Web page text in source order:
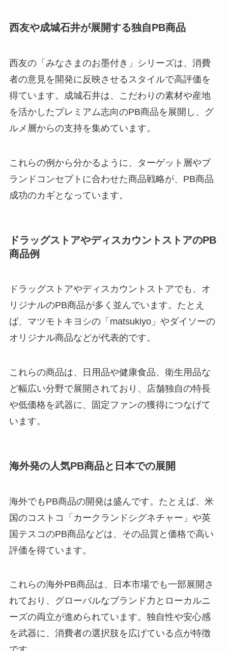
西友や成城石井が展開する独自PB商品
西友の「みなさまのお墨付き」シリーズは、消費
者の意見を開発に反映させるスタイルで高評価を
得ています。成城石井は、こだわりの素材や産地
を活かしたプレミアム志向のPB商品を展開し、グ
ルメ層からの支持を集めています。
これらの例から分かるように、ターゲット層やブ
ランドコンセプトに合わせた商品戦略が、PB商品
成功のカギとなっています。
ドラッグストアやディスカウントストアのPB
商品例
ドラッグストアやディスカウントストアでも、オ
リジナルのPB商品が多く並んでいます。たとえ
ば、マツモトキヨシの「matsukiyo」やダイソーの
オリジナル商品などが代表的です。
これらの商品は、日用品や健康食品、衛生用品な
ど幅広い分野で展開されており、店舗独自の特長
や低価格を武器に、固定ファンの獲得につなげて
います。
海外発の人気PB商品と日本での展開
海外でもPB商品の開発は盛んです。たとえば、米
国のコストコ「カークランドシグネチャー」や英
国テスコのPB商品などは、その品質と価格で高い
評価を得ています。
これらの海外PB商品は、日本市場でも一部展開さ
れており、グローバルなブランド力とローカルニ
ーズの両立が進められています。独自性や安心感
を武器に、消費者の選択肢を広げている点が特徴